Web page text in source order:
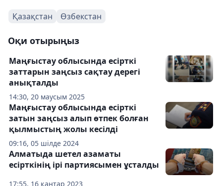
Қазақстан Өзбекстан
Оқи отырыңыз
14:30, 20 маусым 2025
Маңғыстау облысында есірткі
заттарын заңсыз сақтау дерегі
анықталды
09:16, 05 шілде 2024
Маңғыстау облысында есірткі
затын заңсыз алып өтпек болған
қылмыстың жолы кесілді
17:55, 16 қаңтар 2023
Алматыда шетел азаматы
есірткінің ірі партиясымен ұсталды